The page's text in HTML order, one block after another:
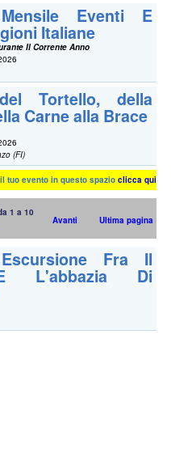
Eventi E
Italiane
Il Corrente Anno
Tortello, della
Carne alla Brace
(FI)
tuo evento in questo spazioclicca qui
1 a 10
Avanti Ultima pagina
Fra Il
L'abbazia Di